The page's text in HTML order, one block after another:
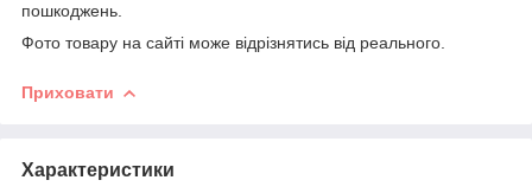
пошкоджень.
Фото товару на сайті може відрізнятись від реального.
Приховати
Характеристики